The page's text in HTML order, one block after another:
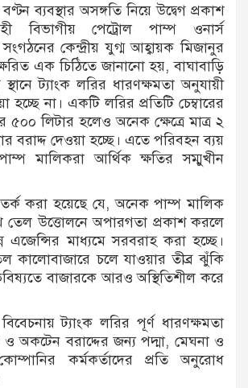
ব্যবস্থার অসঙ্গতি নিয়ে উদ্বেগ প্রকাশ
বিভাগীয় পেট্রোল পাম্প ওনার্স
কেন্দ্রীয় যুগ্ম আহ্বায়ক মিজানুর
এক চিঠিতে জানানো হয়, বাঘাবাড়ি
ট্যাংক লরির ধারণক্ষমতা অনুযায়ী
হচ্ছে না। একটি লরির প্রতিটি চেম্বারের
৫০০ লিটার হলেও অনেক ক্ষেত্রে মাত্র ২
বরাদ্দ দেওয়া হচ্ছে। এতে পরিবহন ব্যয়
মালিকরা আর্থিক ক্ষতির সম্মুখীন
করা হয়েছে যে, অনেক পাম্প মালিক
তেল উত্তোলনে অপারগতা প্রকাশ করলে
এজেন্সির মাধ্যমে সরবরাহ করা হচ্ছে।
কালোবাজারে চলে যাওয়ার তীব্র ঝুঁকি
বাজারকে আরও অস্থিতিশীল করে
ট্যাংক লরির পূর্ণ ধারণক্ষমতা
ও অকটেন বরাদ্দের জন্য পদ্মা, মেঘনা ও
কর্মকর্তাদের প্রতি অনুরোধ